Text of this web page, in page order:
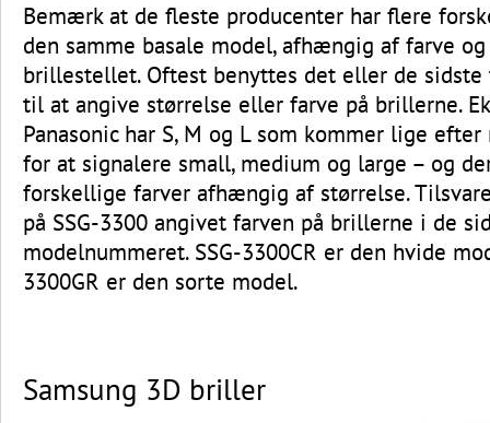
Bemærk at de fleste producenter har flere
den samme basale model, afhængig af farve
brillestellet. Oftest benyttes det eller de
til at angive størrelse eller farve på brillerne.
Panasonic har S, M og L som kommer lige
for at signalere small, medium og large – og
forskellige farver afhængig af størrelse.
på SSG-3300 angivet farven på brillerne i de
modelnummeret. SSG-3300CR er den hvide
3300GR er den sorte model.
Samsung 3D briller